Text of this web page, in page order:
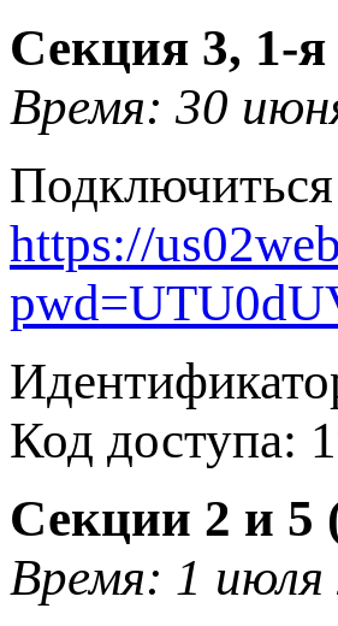
Секция 3, 1-я
Время: 30
https://
Код доступа:
Секции 2 и 5
Время: 1 июля